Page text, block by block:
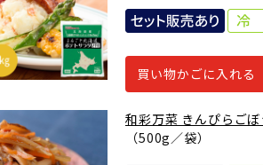
買い物かごに入れる
和彩万菜 きんぴらごぼ
（500g／袋）